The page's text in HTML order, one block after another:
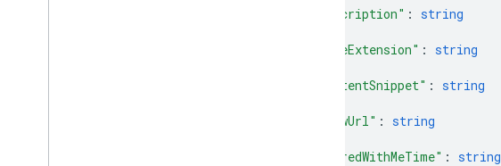
"description" : string
"fileExtension" : string
"contentSnippet" : string
"viewUrl" : string
"sharedWithMeTime" : string